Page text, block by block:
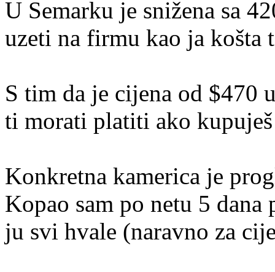
U Semarku je snižena sa
uzeti na firmu kao ja
S tim da je cijena od $470
ti morati platiti ako
Konkretna kamerica je
Kopao sam po netu 5
ju svi hvale (naravno za